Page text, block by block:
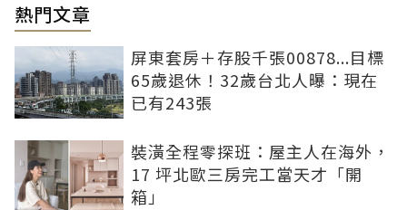
熱門文章
屏東套房＋存股千張00878...目標
65歲退休！32歲台北人曝：現在
已有243張
裝潢全程零探班：屋主人在海外，
17 坪北歐三房完工當天才「開
箱」